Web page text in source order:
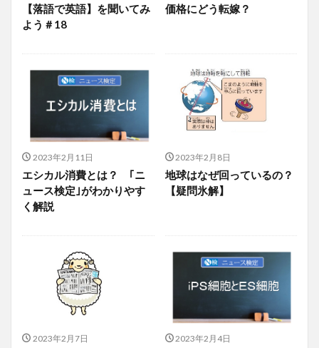
【落語で英語】を聞いてみ
よう＃18
価格にどう転嫁？
2023年2月11日
エシカル消費とは？ ｢ニ
ュース検定｣がわかりやす
く解説
2023年2月8日
地球はなぜ回っているの？
【疑問氷解】
2023年2月7日 2023年2月4日